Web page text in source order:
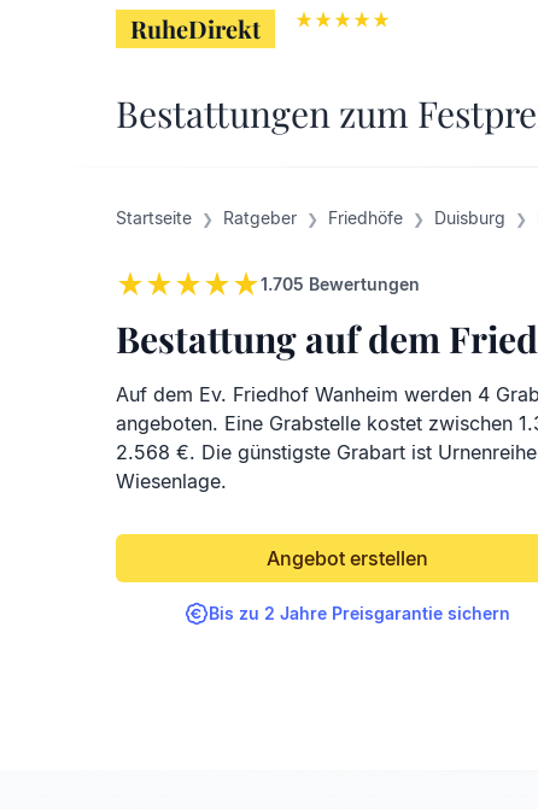
RuheDirekt
Bestattungen zum
RuheDirekt
Startseite Ratgeber Friedhöfe Duisburg
1.705 Bewertungen
Bestattung auf dem
Auf dem Ev. Friedhof Wanheim werden 4
angeboten. Eine Grabstelle kostet zwischen
2.568 €. Die günstigste Grabart ist
Wiesenlage.
Angebot erstellen
Bis zu 2 Jahre Preisgarantie sichern